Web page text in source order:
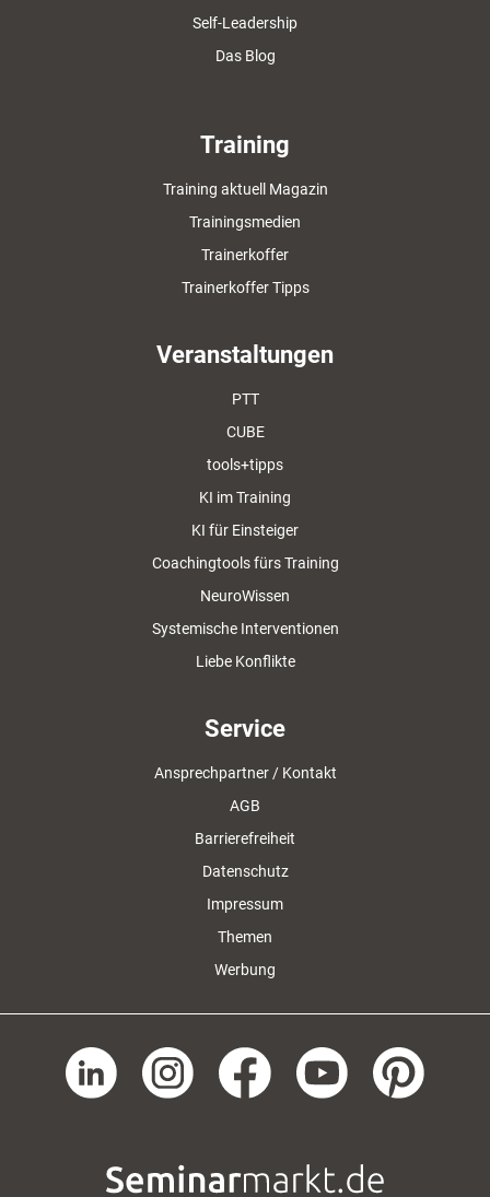
Self-Leadership
Das Blog
Training
Training aktuell Magazin
Trainingsmedien
Trainerkoffer
Trainerkoffer Tipps
Veranstaltungen
PTT
CUBE
tools+tipps
KI im Training
KI für Einsteiger
Coachingtools fürs Training
NeuroWissen
Systemische Interventionen
Liebe Konflikte
Service
Ansprechpartner / Kontakt
AGB
Barrierefreiheit
Datenschutz
Impressum
Themen
Werbung